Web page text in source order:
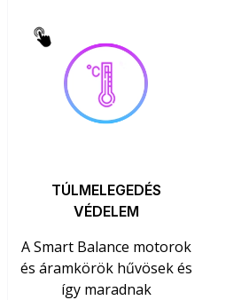
TÚLMELEGEDÉS
VÉDELEM
A Smart Balance motorok
és áramkörök hűvösek és
így maradnak